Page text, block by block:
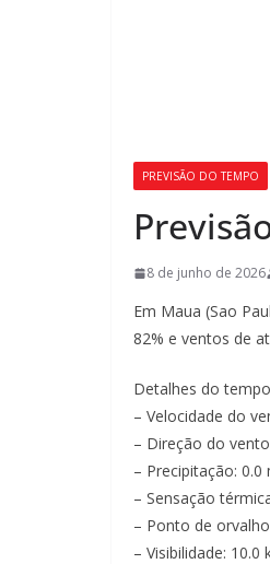
PREVISÃO DO TEMPO
8 de junho de 2026
Em Maua (Sao
82% e ventos de
Detalhes do
– Velocidade do
– Direção do
– Precipitação: 0.0
– Sensação
– Ponto de
– Visibilidade: 10.0